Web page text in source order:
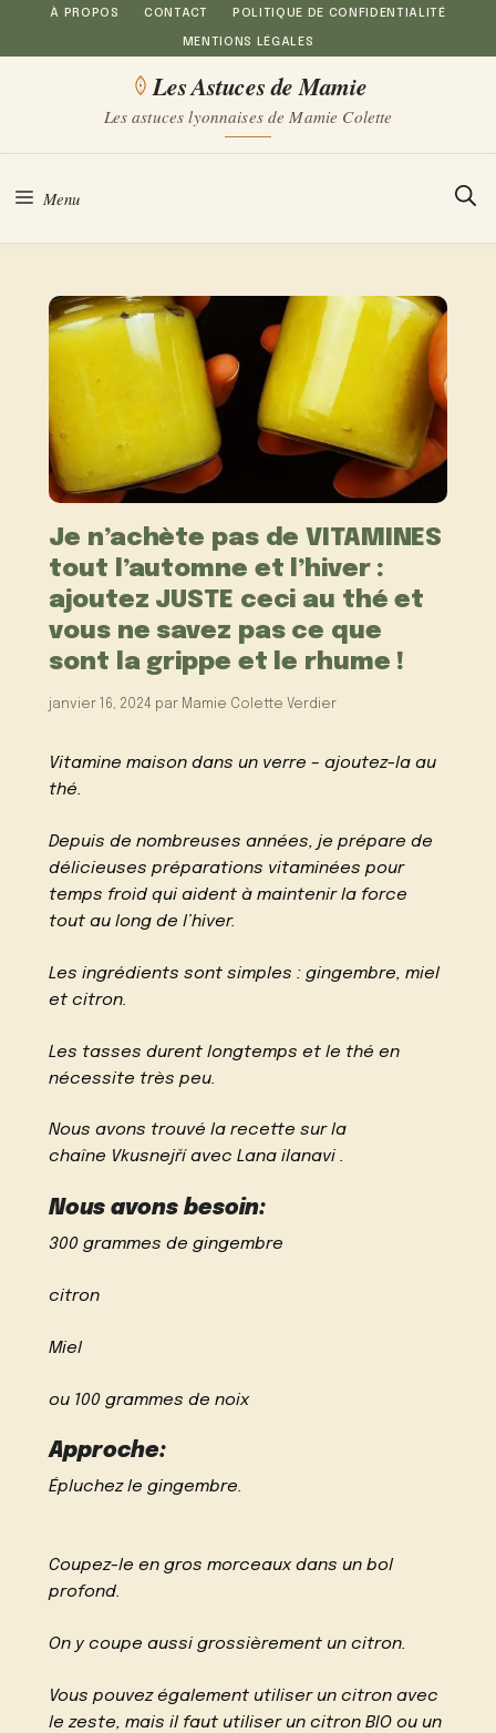
Aller
au
À PROPOS CONTACT POLITIQUE DE CONFIDENTIALITÉ
MENTIONS LÉGALES
Les Astuces de Mamie
Les astuces lyonnaises de Mamie Colette
Menu
Je n’achète pas de VITAMINES
tout l’automne et l’hiver :
ajoutez JUSTE ceci au thé et
vous ne savez pas ce que
sont la grippe et le rhume !
janvier 16, 2024 par Mamie Colette Verdier
Vitamine maison dans un verre – ajoutez-la au
thé.
Depuis de nombreuses années, je prépare de
délicieuses préparations vitaminées pour
temps froid qui aident à maintenir la force
tout au long de l’hiver.
Les ingrédients sont simples : gingembre, miel
et citron.
Les tasses durent longtemps et le thé en
nécessite très peu.
Nous avons trouvé la recette sur la
chaîne Vkusnejří avec Lana ilanavi .
Nous avons besoin:
300 grammes de gingembre
citron
Miel
ou 100 grammes de noix
Approche:
Épluchez le gingembre.
Coupez-le en gros morceaux dans un bol
profond.
On y coupe aussi grossièrement un citron.
Vous pouvez également utiliser un citron avec
le zeste, mais il faut utiliser un citron BIO ou un